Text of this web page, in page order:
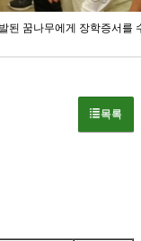
된 꿈나무에게 장학증서를
목록